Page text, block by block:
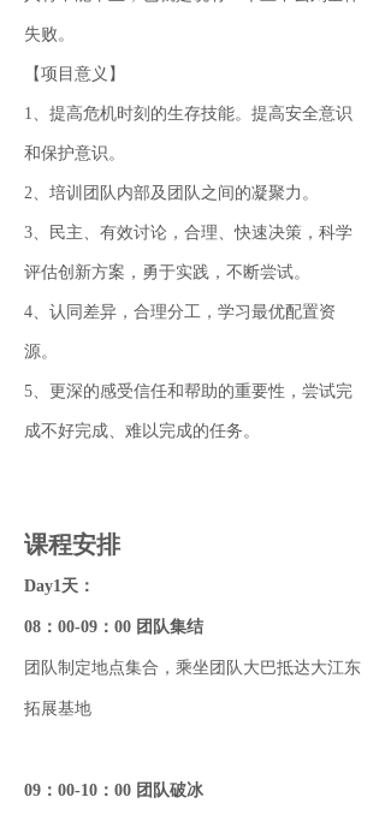
失败。
【项目意义】
1、提高危机时刻的生存技能。提高安全意识
和保护意识。
2、培训团队内部及团队之间的凝聚力。
3、民主、有效讨论，合理、快速决策，科学
评估创新方案，勇于实践，不断尝试。
4、认同差异，合理分工，学习最优配置资
源。
5、更深的感受信任和帮助的重要性，尝试完
成不好完成、难以完成的任务。
课程安排
Day1天：
08：00-09：00 团队集结
团队制定地点集合，乘坐团队大巴抵达大江东
拓展基地
09：00-10：00 团队破冰